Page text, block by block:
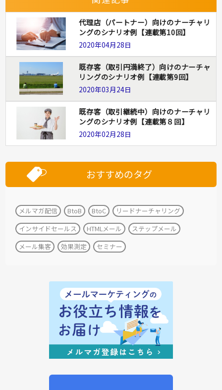
代理店（パートナー）向けのナーチャリ
ングのシナリオ例【連載第10回】
2020年04月28日
既存客（取引円満終了）向けのナーチャ
リングのシナリオ例【連載第9回】
2020年03月24日
既存客（取引継続中）向けのナーチャリ
ングのシナリオ例【連載第８回】
2020年02月28日
おすすめのタグ
メルマガ配信 BtoB BtoC
リードナーチャリング
インサイドセールス
HTMLメール
ステップメール
メール集客
効果測定 セミナー